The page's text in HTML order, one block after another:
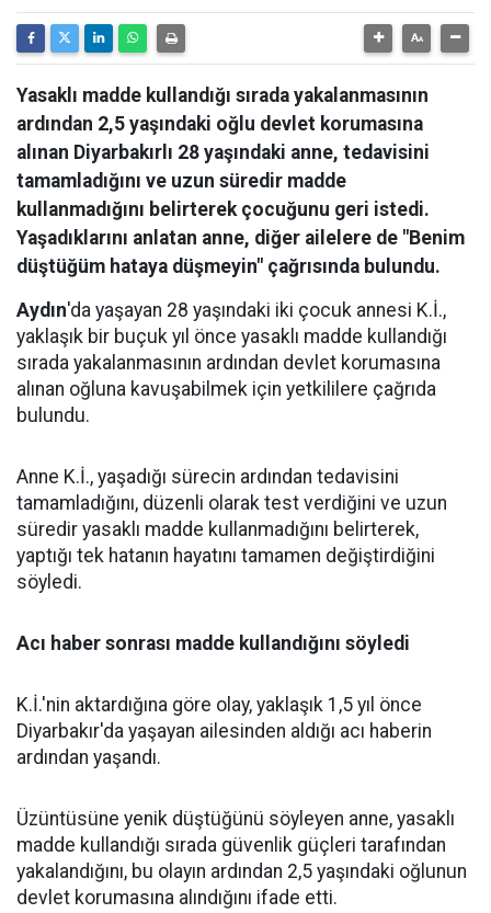
Yasaklı madde kullandığı sırada yakalanmasının
ardından 2,5 yaşındaki oğlu devlet korumasına
alınan Diyarbakırlı 28 yaşındaki anne, tedavisini
tamamladığını ve uzun süredir madde
kullanmadığını belirterek çocuğunu geri istedi.
Yaşadıklarını anlatan anne, diğer ailelere de "Benim
düştüğüm hataya düşmeyin" çağrısında bulundu.
Aydın'da yaşayan 28 yaşındaki iki çocuk annesi K.İ.,
yaklaşık bir buçuk yıl önce yasaklı madde kullandığı
sırada yakalanmasının ardından devlet korumasına
alınan oğluna kavuşabilmek için yetkililere çağrıda
bulundu.
Anne K.İ., yaşadığı sürecin ardından tedavisini
tamamladığını, düzenli olarak test verdiğini ve uzun
süredir yasaklı madde kullanmadığını belirterek,
yaptığı tek hatanın hayatını tamamen değiştirdiğini
söyledi.
Acı haber sonrası madde kullandığını söyledi
K.İ.'nin aktardığına göre olay, yaklaşık 1,5 yıl önce
Diyarbakır'da yaşayan ailesinden aldığı acı haberin
ardından yaşandı.
Üzüntüsüne yenik düştüğünü söyleyen anne, yasaklı
madde kullandığı sırada güvenlik güçleri tarafından
yakalandığını, bu olayın ardından 2,5 yaşındaki oğlunun
devlet korumasına alındığını ifade etti.